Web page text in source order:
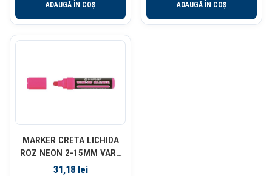
ADAUGĂ ÎN COȘ ADAUGĂ ÎN COȘ
MARKER CRETA LICHIDA
ROZ NEON 2-15MM VARF
ROTUND 9121 CENTROPEN
31,18 lei